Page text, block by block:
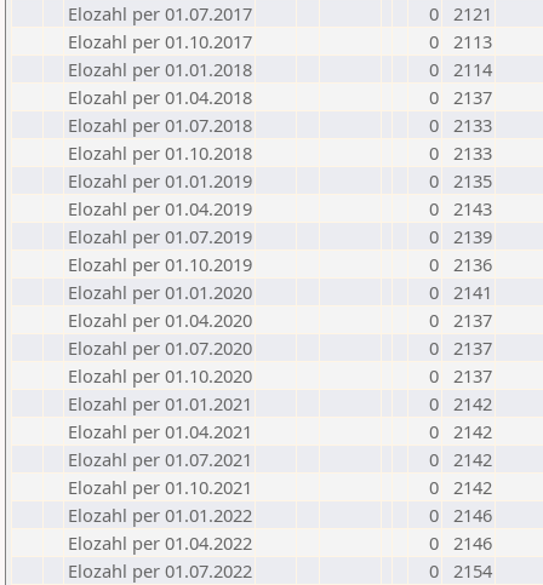
Elozahl per 01.07.2017
0 2121
Elozahl per 01.10.2017
0 2113
Elozahl per 01.01.2018
0 2114
Elozahl per 01.04.2018
0 2137
Elozahl per 01.07.2018
0 2133
Elozahl per 01.10.2018
0 2133
Elozahl per 01.01.2019
0 2135
Elozahl per 01.04.2019
0 2143
Elozahl per 01.07.2019
0 2139
Elozahl per 01.10.2019
0 2136
Elozahl per 01.01.2020
0 2141
Elozahl per 01.04.2020
0 2137
Elozahl per 01.07.2020
0 2137
Elozahl per 01.10.2020
0 2137
Elozahl per 01.01.2021
0 2142
Elozahl per 01.04.2021
0 2142
Elozahl per 01.07.2021
0 2142
Elozahl per 01.10.2021
0 2142
Elozahl per 01.01.2022
0 2146
Elozahl per 01.04.2022
0 2146
Elozahl per 01.07.2022
0 2154